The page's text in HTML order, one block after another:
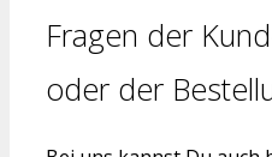
Fragen der
oder der